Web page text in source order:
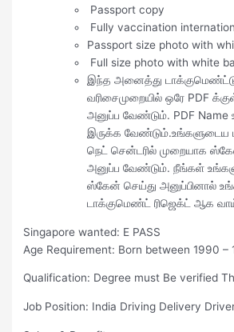
Passport copy
Fully vaccination
Passport size photo with
Full size photo with white
இந்த அனைத்து
வரிசைமுறையில் ஒரே PDF
அனுப்ப வேண்டும். PDF
இருக்க
நெட் சென்டரில் முறையாக
அனுப்ப வேண்டும். நீங்கள்
ஸ்கேன் செய்து அனுப்பினால்
டாக்குமெண்ட் ரிஜெக்ட் ஆக
Singapore wanted: E PASS
Age Requirement: Born between 1990 –
Qualification: Degree must Be verified
Job Position: India Driving Delivery